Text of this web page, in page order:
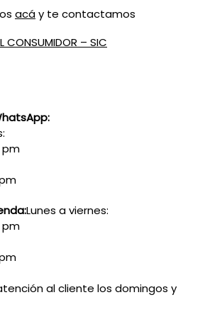
acáy te contactamos
CONSUMIDOR – SIC
pm
Lunes a viernes:
pm
al cliente los domingos y